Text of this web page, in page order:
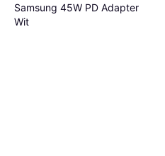
Samsung 45W PD Adapter
Wit